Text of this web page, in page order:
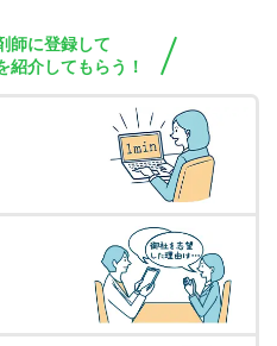
師に登録して
紹介してもらう！